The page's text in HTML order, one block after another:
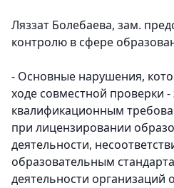
Ляззат Болебаева, зам.
контролю в сфере
- Основные нарушения,
ходе совместной проверки -
квалификационным
при лицензировании
деятельности,
образовательным
деятельности организаций